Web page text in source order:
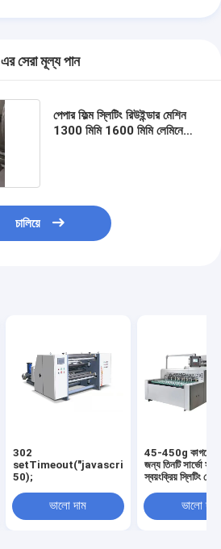
এর সেরা মূল্য পান
পেপার ফিল্ম স্লিটিং রিউইন্ডার মেশিন
1300 মিমি 1600 মিমি লেমিনেটেড
চালিয়ে
302
50);
ভালো দাম
45-450g কাগজের
জন্য তিনটি সার্ভো
স্বয়ংক্রিয় স্লিটিং
ভালো দাম